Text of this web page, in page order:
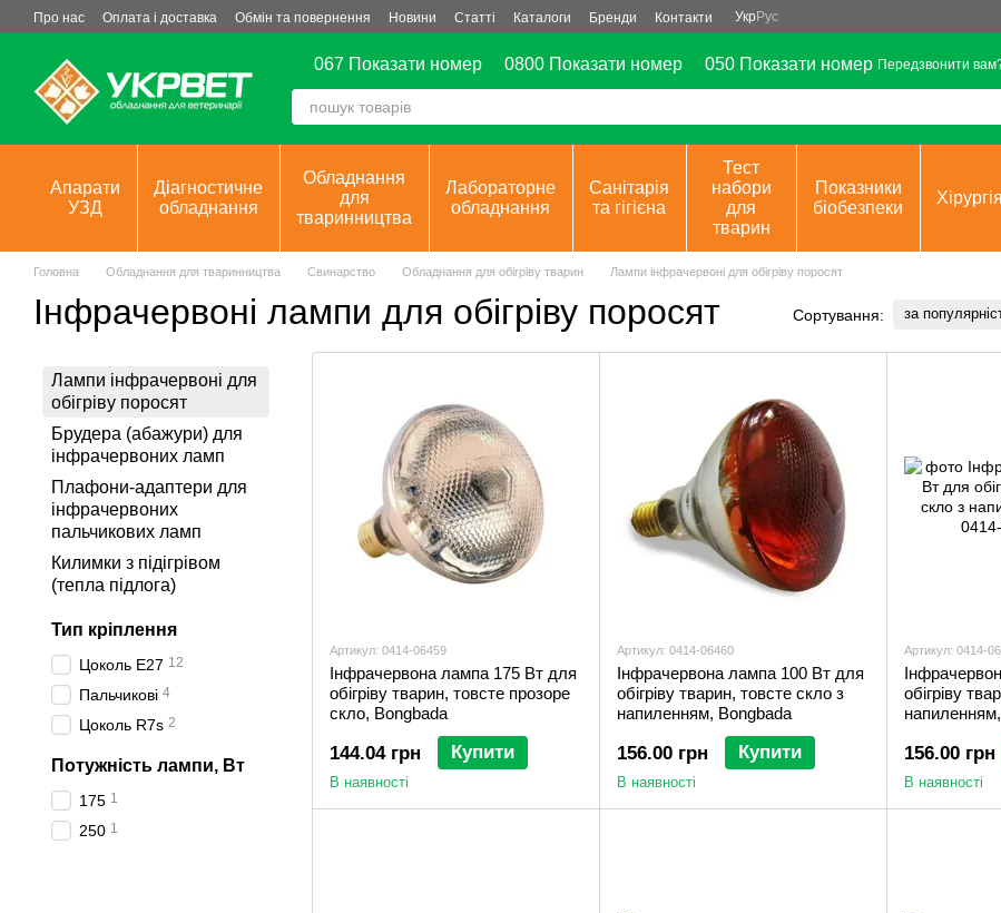
Перейти до основного контенту
Про нас Оплата і доставка Обмін та повернення Новини Статті Каталоги Бренди Контакти Укр Рус
067 Показати номер 0800 Показати номер 050 Показати номер Передзвонити
Апарати
УЗД
Діагностичне
обладнання
Обладнання
для
тваринництва
Лабораторне
обладнання
Санітарія
та гігієна
Тест
набори
для
тварин
Показники
біобезпеки
Хірургія
Головна Обладнання для тваринництва Свинарство Обладнання для обігріву тварин Лампи інфрачервоні для обігріву поросят
Інфрачервоні лампи для обігріву поросят Сортування: за
Артикул: 0414-06459
Інфрачервона лампа 175 Вт для
обігріву тварин, товсте прозоре
скло, Bongbada
144.04 грн Купити
В наявності
Артикул: 0414-06460
Інфрачервона лампа 100 Вт для
обігріву тварин, товсте скло з
напиленням, Bongbada
156.00 грн Купити
В наявності
Артикул: 0414-
обігріву
156.00 грн
В наявності
Лампи інфрачервоні для
обігріву поросят
Брудера (абажури) для
інфрачервоних ламп
Плафони-адаптери для
інфрачервоних
пальчикових ламп
Килимки з підігрівом
(тепла підлога)
Тип кріплення
Цоколь Е27 12
Пальчикові 4
Цоколь R7s 2
Потужність лампи, Вт
175 1
250 1